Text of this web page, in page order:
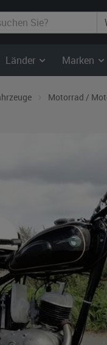
Länder Marken
Motorrad /